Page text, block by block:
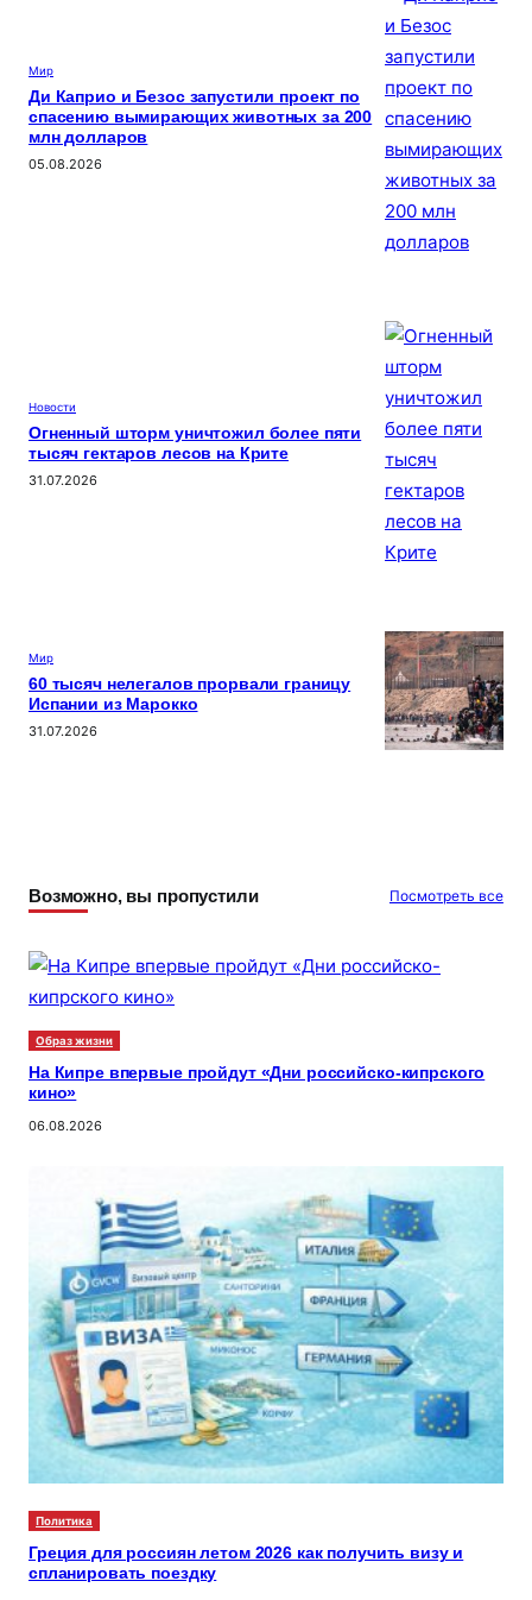
Мир
Ди Каприо и Безос запустили проект по
спасению вымирающих животных за 200
млн долларов
05.08.2026
Новости
Огненный шторм уничтожил более пяти
тысяч гектаров лесов на Крите
31.07.2026
Мир
60 тысяч нелегалов прорвали границу
Испании из Марокко
31.07.2026
Возможно, вы пропустили Посмотреть все
Образ жизни
На Кипре впервые пройдут «Дни российско-кипрского
кино»
06.08.2026
Политика
Греция для россиян летом 2026 как получить визу и
спланировать поездку